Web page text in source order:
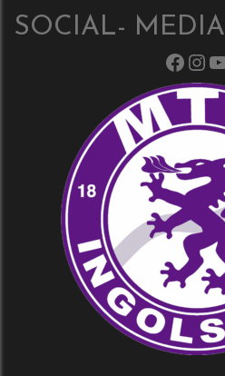
SOCIAL- MEDIA
Facebook Instagram YouTube